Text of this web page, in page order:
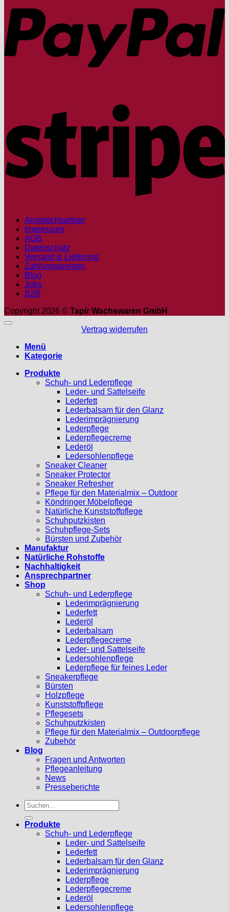
Ansprechpartner
Impressum
AGB
Datenschutz
Versand & Lieferung
Zahlungsweisen
Blog
Jobs
B2B
Copyright 2026 © Tapir Wachswaren GmbH
Vertrag widerrufen
Menü
Kategorie
Produkte
Schuh- und Lederpflege
Leder- und Sattelseife
Lederfett
Lederbalsam für den Glanz
Lederimprägnierung
Lederpflege
Lederpflegecreme
Lederöl
Ledersohlenpflege
Sneaker Cleaner
Sneaker Protector
Sneaker Refresher
Pflege für den Materialmix – Outdoor
Köndringer Möbelpflege
Natürliche Kunststoffpflege
Schuhputzkisten
Schuhpflege-Sets
Bürsten und Zubehör
Manufaktur
Natürliche Rohstoffe
Nachhaltigkeit
Ansprechpartner
Shop
Schuh- und Lederpflege
Lederimprägnierung
Lederfett
Lederöl
Lederbalsam
Lederpflegecreme
Leder- und Sattelseife
Ledersohlenpflege
Lederpflege für feines Leder
Sneakerpflege
Bürsten
Holzpflege
Kunststoffpflege
Pflegesets
Schuhputzkisten
Pflege für den Materialmix – Outdoorpflege
Zubehör
Blog
Fragen und Antworten
Pflegeanleitung
News
Presseberichte
Suchen
nach:
Produkte
Schuh- und Lederpflege
Leder- und Sattelseife
Lederfett
Lederbalsam für den Glanz
Lederimprägnierung
Lederpflege
Lederpflegecreme
Lederöl
Ledersohlenpflege